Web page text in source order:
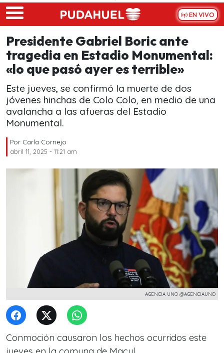
Skip to main content
EN VIVO
Presidente Gabriel Boric ante
tragedia en Estadio Monumental:
«lo que pasó ayer es terrible»
Este jueves, se confirmó la muerte de dos
jóvenes hinchas de Colo Colo, en medio de una
avalancha a las afueras del Estadio
Monumental.
Por Carla Cornejo
abril 11, 2025 - 11:21 am
AGENCIA UNO @AGENCIAUNO
Conmoción causaron los hechos ocurridos este